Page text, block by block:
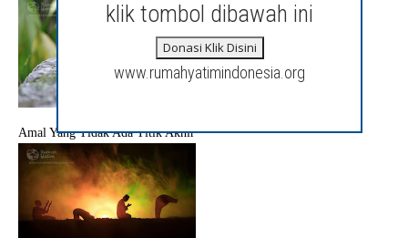
klik tombol dibawah ini
Donasi Klik Disini
www.rumahyatimindonesia.org
Amal Yang Tidak Ada Titik Akhir